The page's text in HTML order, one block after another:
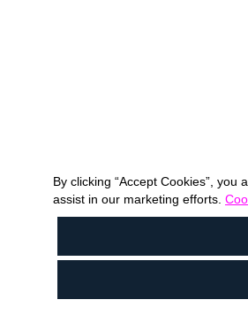
By clicking “Accept Cookies”,
assist in our marketing efforts.